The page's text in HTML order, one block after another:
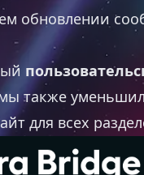
обновлении
также
для всех